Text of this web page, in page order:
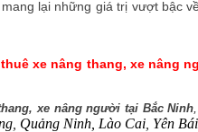
lại những giá trị vượt bậc
xe nâng thang, xe nâng
xe nâng người tại Bắc Ninh
Quảng Ninh, Lào Cai Yên Bái